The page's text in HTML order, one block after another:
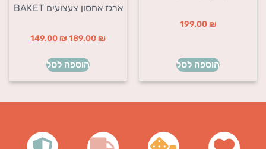
199.00 ₪
הוספה לסל
ארגז אחסון צעצועים BAKET
189.00₪
149.00 ₪
הוספה לסל